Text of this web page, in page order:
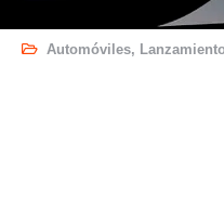
Automóviles,